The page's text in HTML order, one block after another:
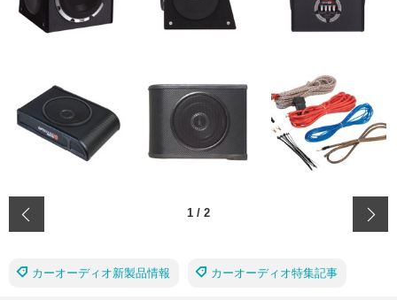
1 / 2
カーオーディオ新製品情報 カーオーディオ特集記事